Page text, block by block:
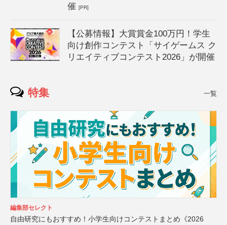
催[PR]
【公募情報】大賞賞金100万円！学生
向け創作コンテスト「サイゲームス ク
リエイティブコンテスト2026」が開催
特集 一覧
編集部セレクト
自由研究にもおすすめ！小学生向けコンテストまとめ《2026